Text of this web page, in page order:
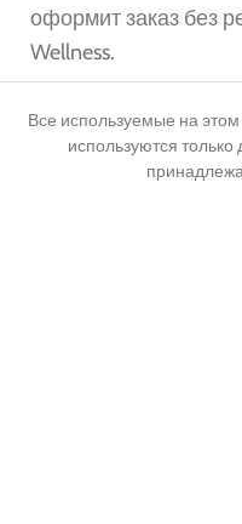
оформит заказ без
Wellness.
Все используемые на
используются